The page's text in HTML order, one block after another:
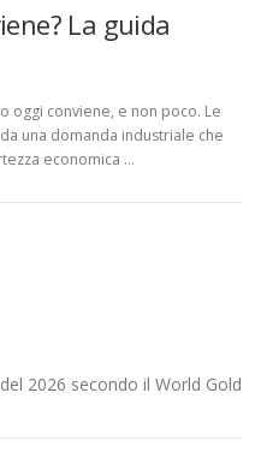
La guida
oggi conviene, e non poco. Le
una domanda industriale che
economica …
2026 secondo il World Gold